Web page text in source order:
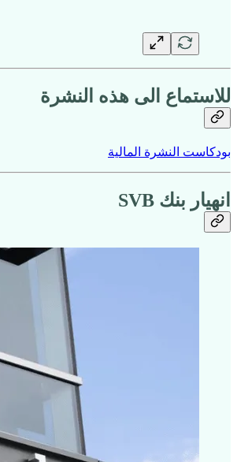
للاستماع الى هذه النشرة
بودكاست النشرة المالية
انهيار بنك SVB